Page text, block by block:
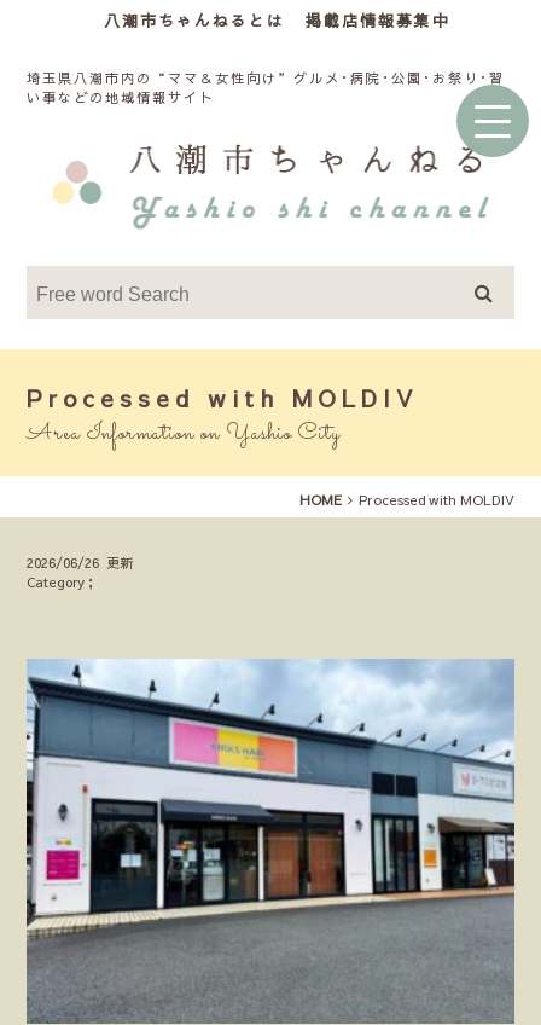
八潮市ちゃんねるとは 掲載店情報募集中
埼玉県八潮市内の“ママ＆女性向け”グルメ･病院･公園･お祭り･習
い事などの地域情報サイト
Processed with MOLDIV
Area Information on Yashio City
HOME Processed with MOLDIV
2026/06/26 更新
Category；